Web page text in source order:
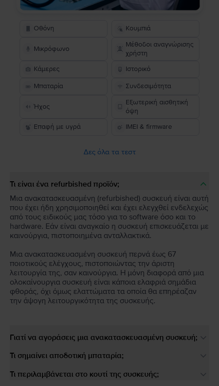
Οθόνη Κουμπιά
Μικρόφωνο
Μέθοδοι αναγνώρισης
χρήστη
Κάμερες
Ιστορικό
Μπαταρία Συνδεσιμότητα
Ήχος
Εξωτερική αισθητική
όψη
Επαφή με υγρά
IMEI & firmware
Δες όλα τα τεστ
Τι είναι ένα refurbished προϊόν;
Μια ανακατασκευασμένη (refurbished) συσκευή είναι αυτή
που έχει ήδη χρησιμοποιηθεί και έχει ελεγχθεί ενδελεχώς
από τους ειδικούς μας τόσο για το software όσο και το
hardware. Εάν είναι αναγκαίο η συσκευή επισκευάζεται με
καινούργια, πιστοποιημένα ανταλλακτικά.
Μια ανακατασκευασμένη συσκευή περνά έως 67
ποιοτικούς ελέγχους, πιστοποιώντας την άριστη
λειτουργία της, σαν καινούργια. Η μόνη διαφορά από μια
ολοκαίνουργια συσκευή είναι κάποια ελαφριά σημάδια
φθοράς, όχι όμως ελαττώματα τα οποία θα επηρέαζαν
την άψογη λειτουργικότητα της συσκευής.
Γιατί να αγοράσεις μια ανακατασκευασμένη συσκευή;
Τι σημαίνει αποδοτική μπαταρία;
Τι περιλαμβάνεται στο κουτί της συσκευής;